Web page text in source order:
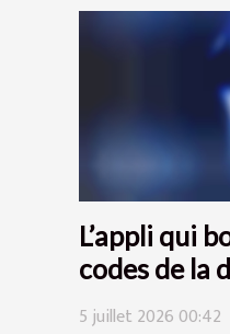
L’appli qui
codes de la
: enquête
5 juillet 2026 00:42